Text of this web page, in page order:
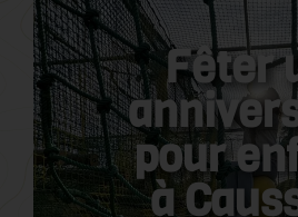
Fêter
pour
à